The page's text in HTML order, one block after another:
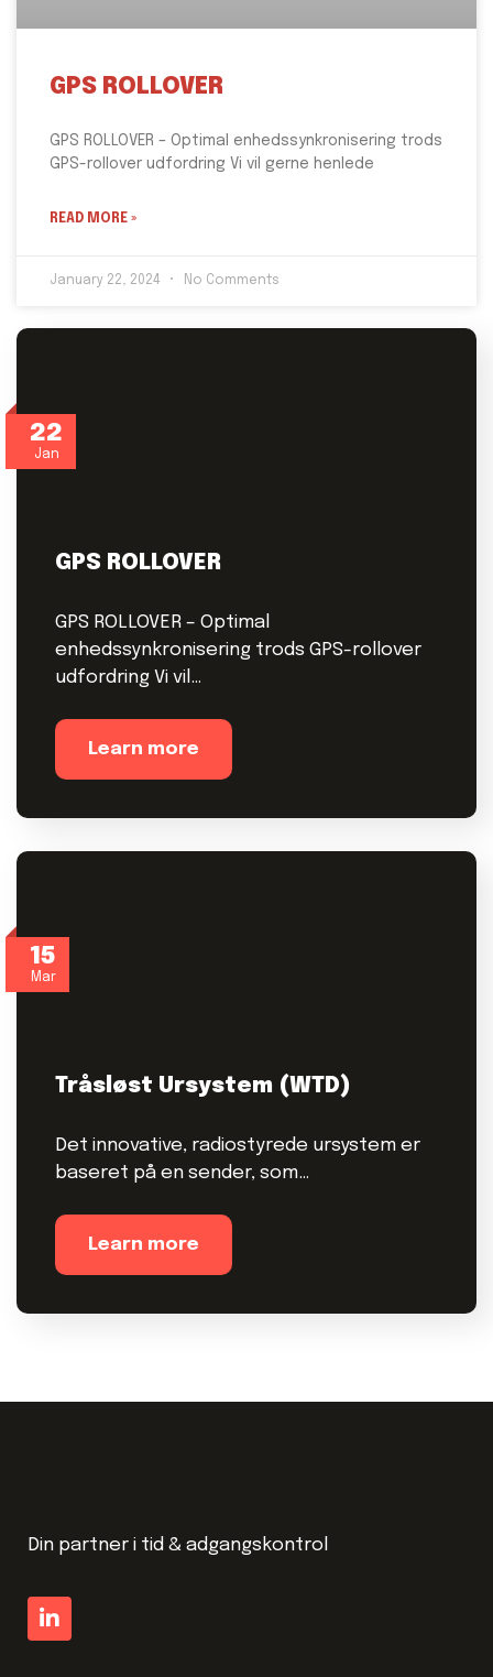
GPS ROLLOVER
GPS ROLLOVER – Optimal enhedssynkronisering trods
GPS-rollover udfordring Vi vil gerne henlede
READ MORE »
January 22, 2024 No Comments
22
Jan
GPS ROLLOVER
GPS ROLLOVER – Optimal
enhedssynkronisering trods GPS-rollover
udfordring Vi vil…
Learn more
15
Mar
Tråsløst Ursystem (WTD)
Det innovative, radiostyrede ursystem er
baseret på en sender, som…
Learn more
Din partner i tid & adgangskontrol